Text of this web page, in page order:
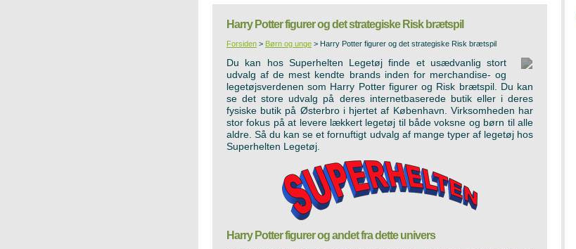
Harry Potter figurer og det strategiske Risk brætspil
Forsiden > Børn og unge > Harry Potter figurer og det strategiske Risk brætspil
Du kan hos Superhelten Legetøj finde et usædvanlig stort
udvalg af de mest kendte brands inden for merchandise- og
legetøjsverdenen som Harry Potter figurer og Risk brætspil. Du kan
se det store udvalg på deres internetbaserede butik eller i deres
fysiske butik på Østerbro i hjertet af København. Virksomheden har
stor fokus på at levere lækkert legetøj til både voksne og børn til alle
aldre. Så du kan se et fornuftigt udvalg af mange typer af legetøj hos
Superhelten Legetøj.
Harry Potter figurer og andet fra dette univers